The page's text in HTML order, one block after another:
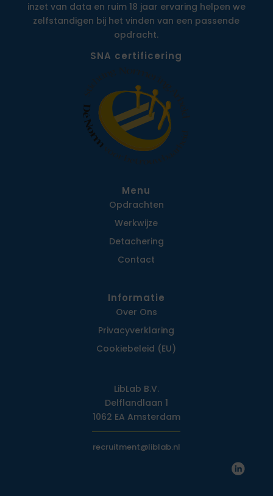
inzet van data en ruim 18 jaar ervaring helpen we
zelfstandigen bij het vinden van een passende
opdracht.
SNA certificering
Menu
Opdrachten
Werkwijze
Detachering
Contact
Informatie
Over Ons
Privacy­verklaring
Cookiebeleid (EU)
LibLab B.V.
Delflandlaan 1
1062 EA Amsterdam
recruitment@liblab.nl